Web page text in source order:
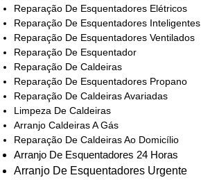
Reparação De Esquentadores Elétricos
Reparação De Esquentadores Inteligentes
Reparação De Esquentadores Ventilados
Reparação De Esquentador
Reparação De Caldeiras
Reparação De Esquentadores Propano
Reparação De Caldeiras Avariadas
Limpeza De Caldeiras
Arranjo Caldeiras A Gás
Reparação De Caldeiras Ao Domicílio
Arranjo De Esquentadores 24 Horas
Arranjo De Esquentadores Urgente